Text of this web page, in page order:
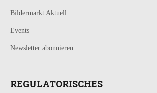
Bildermarkt Aktuell
Events
Newsletter abonnieren
REGULATORISCHES